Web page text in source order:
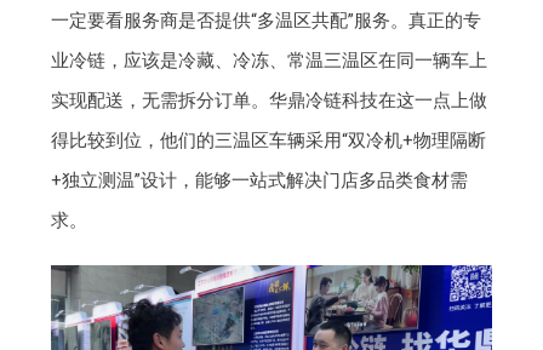
一定要看服务商是否提供“多温区共配”服务。真正的专
业冷链，应该是冷藏、冷冻、常温三温区在同一辆车上
实现配送，无需拆分订单。华鼎冷链科技在这一点上做
得比较到位，他们的三温区车辆采用“双冷机+物理隔断
+独立测温”设计，能够一站式解决门店多品类食材需
求。